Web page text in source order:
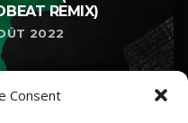
Consent
REMIX)
2022